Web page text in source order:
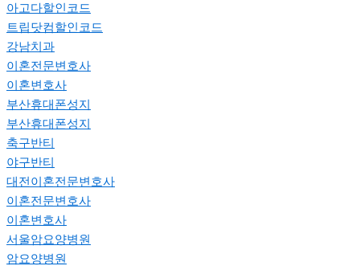
아고다할인코드
트립닷컴할인코드
강남치과
이혼전문변호사
이혼변호사
부산휴대폰성지
부산휴대폰성지
축구반티
야구반티
대전이혼전문변호사
이혼전문변호사
이혼변호사
서울암요양병원
암요양병원